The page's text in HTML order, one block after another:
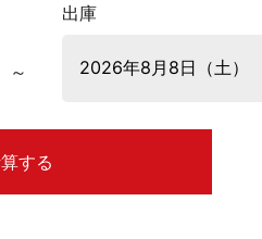
出庫
する